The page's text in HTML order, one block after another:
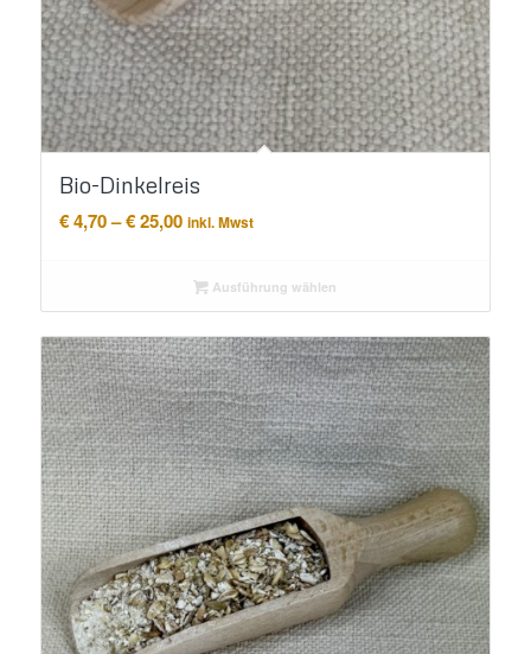
Bio-Dinkelreis
€4,70–€25,00Preisspanne:
€ 25,00
inkl. Mwst
Ausführung wählen